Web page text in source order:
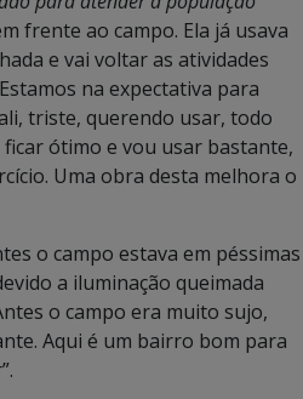
para atender a população
frente ao campo. Ela já usava
e vai voltar as atividades
na expectativa para
triste, querendo usar, todo
ótimo e vou usar bastante,
Uma obra desta melhora o
o campo estava em péssimas
a iluminação queimada
o campo era muito sujo,
Aqui é um bairro bom para